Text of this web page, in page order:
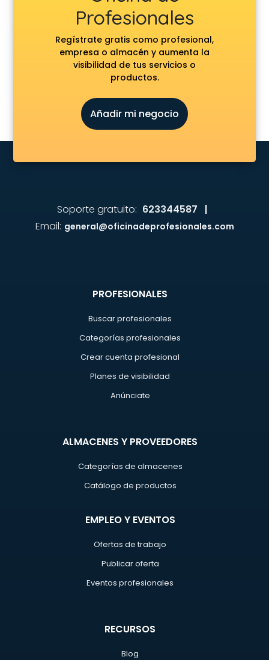
Profesionales
Regístrate gratis como profesional,
empresa o almacén y aumenta la
visibilidad de tus servicios o
productos.
Añadir mi negocio
Soporte gratuito: 623344587 |
Email: general@oficinadeprofesionales.com
PROFESIONALES
Buscar profesionales
Categorías profesionales
Crear cuenta profesional
Planes de visibilidad
Anúnciate
ALMACENES Y PROVEEDORES
Categorías de almacenes
Catálogo de productos
EMPLEO Y EVENTOS
Ofertas de trabajo
Publicar oferta
Eventos profesionales
RECURSOS
Blog